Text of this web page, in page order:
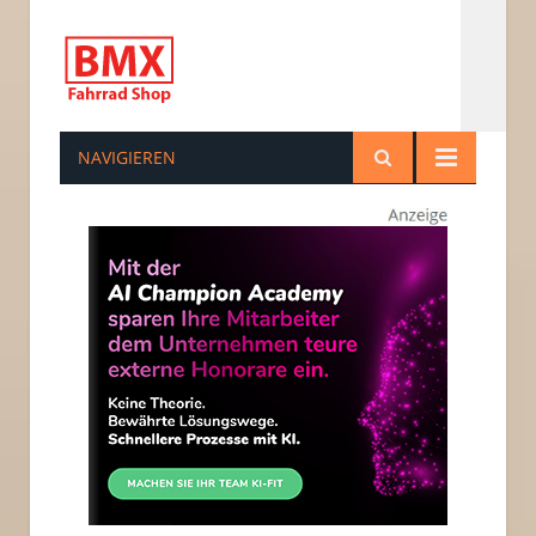
bmxfahrradshop.de
NAVIGIEREN